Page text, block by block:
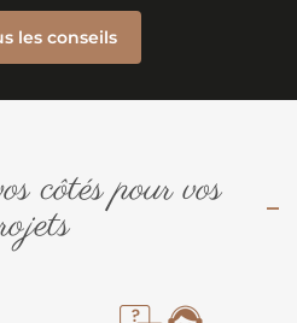
les conseils
côtés pour vos